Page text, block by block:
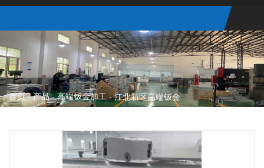
首页-产品 -高端钣金加工 -江北新区高端钣金